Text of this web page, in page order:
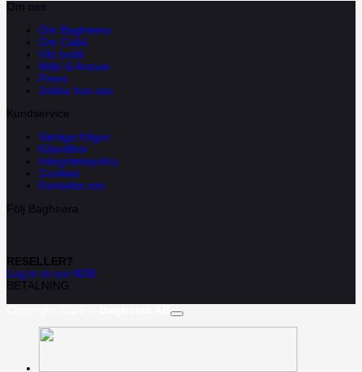
Om oss
Om Bagheera
Om Cébé
Vår butik
Miljö & Ansvar
Press
Jobba hos oss
Kundservice
Vanliga frågor
Köpvillkor
Integritetspolicy
Cookies
Kontakta oss
Följ Bagheera
RESELLER?
Log in to our B2B
BETALNING